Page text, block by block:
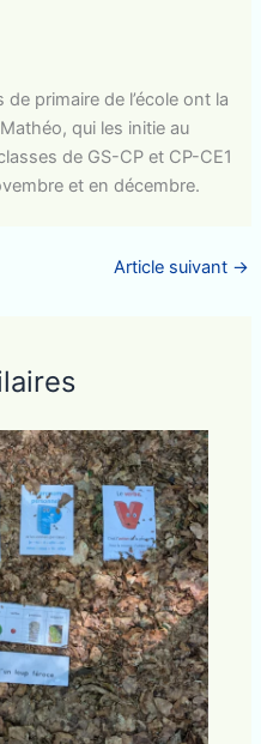
primaire de l’école ont la
qui les initie au
de GS-CP et CP-CE1
et en décembre.
Article suivant →